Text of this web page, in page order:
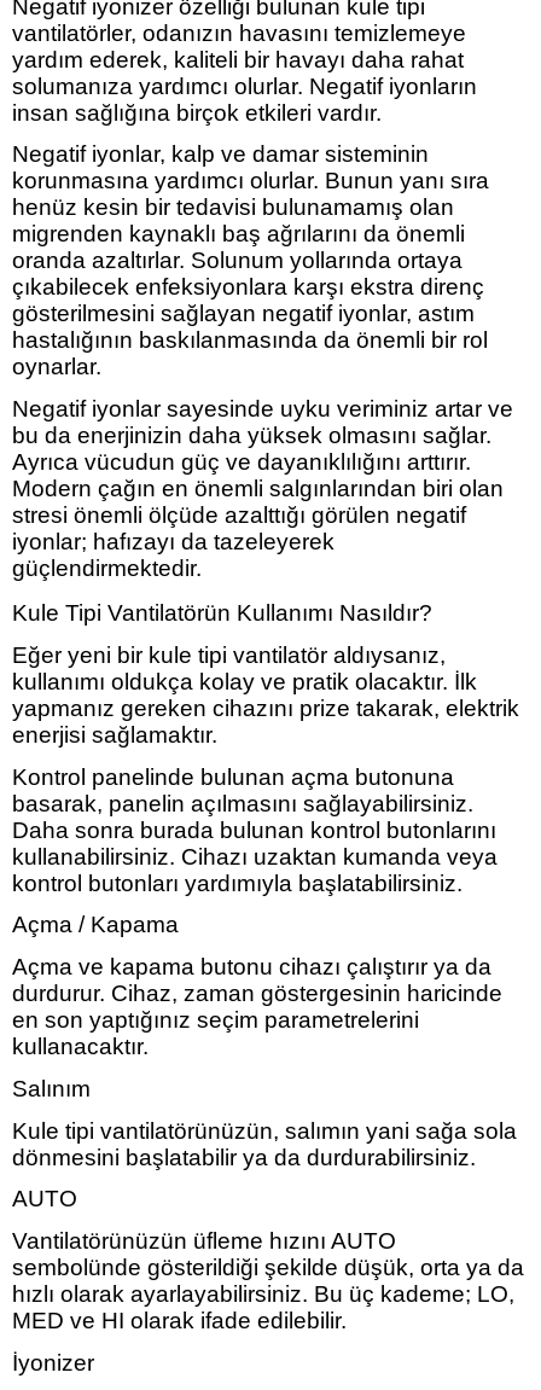
Negatif iyonizer özelliği bulunan kule tipi
vantilatörler, odanızın havasını temizlemeye
yardım ederek, kaliteli bir havayı daha rahat
solumanıza yardımcı olurlar. Negatif iyonların
insan sağlığına birçok etkileri vardır.
Negatif iyonlar, kalp ve damar sisteminin
korunmasına yardımcı olurlar. Bunun yanı sıra
henüz kesin bir tedavisi bulunamamış olan
migrenden kaynaklı baş ağrılarını da önemli
oranda azaltırlar. Solunum yollarında ortaya
çıkabilecek enfeksiyonlara karşı ekstra direnç
gösterilmesini sağlayan negatif iyonlar, astım
hastalığının baskılanmasında da önemli bir rol
oynarlar.
Negatif iyonlar sayesinde uyku veriminiz artar ve
bu da enerjinizin daha yüksek olmasını sağlar.
Ayrıca vücudun güç ve dayanıklılığını arttırır.
Modern çağın en önemli salgınlarından biri olan
stresi önemli ölçüde azalttığı görülen negatif
iyonlar; hafızayı da tazeleyerek
güçlendirmektedir.
Kule Tipi Vantilatörün Kullanımı Nasıldır?
Eğer yeni bir kule tipi vantilatör aldıysanız,
kullanımı oldukça kolay ve pratik olacaktır. İlk
yapmanız gereken cihazını prize takarak, elektrik
enerjisi sağlamaktır.
Kontrol panelinde bulunan açma butonuna
basarak, panelin açılmasını sağlayabilirsiniz.
Daha sonra burada bulunan kontrol butonlarını
kullanabilirsiniz. Cihazı uzaktan kumanda veya
kontrol butonları yardımıyla başlatabilirsiniz.
Açma / Kapama
Açma ve kapama butonu cihazı çalıştırır ya da
durdurur. Cihaz, zaman göstergesinin haricinde
en son yaptığınız seçim parametrelerini
kullanacaktır.
Salınım
Kule tipi vantilatörünüzün, salımın yani sağa sola
dönmesini başlatabilir ya da durdurabilirsiniz.
AUTO
Vantilatörünüzün üfleme hızını AUTO
sembolünde gösterildiği şekilde düşük, orta ya da
hızlı olarak ayarlayabilirsiniz. Bu üç kademe; LO,
MED ve HI olarak ifade edilebilir.
İyonizer